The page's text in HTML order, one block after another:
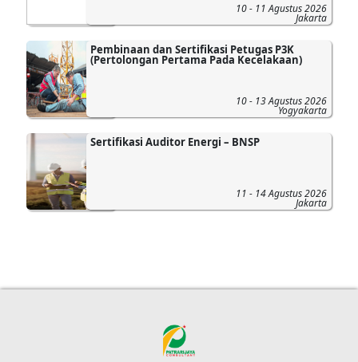
10 - 11 Agustus 2026
Jakarta
Pembinaan dan Sertifikasi Petugas P3K
(Pertolongan Pertama Pada Kecelakaan)
10 - 13 Agustus 2026
Yogyakarta
Sertifikasi Auditor Energi – BNSP
11 - 14 Agustus 2026
Jakarta